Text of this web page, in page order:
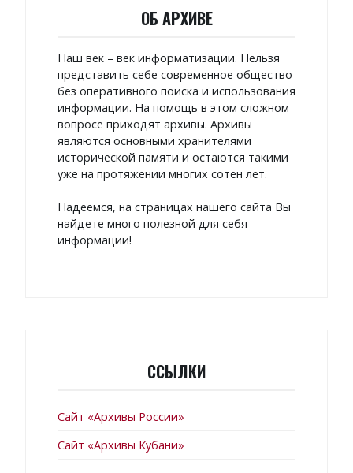
ОБ АРХИВЕ
Наш век – век информатизации. Нельзя
представить себе современное общество
без оперативного поиска и использования
информации. На помощь в этом сложном
вопросе приходят архивы. Архивы
являются основными хранителями
исторической памяти и остаются такими
уже на протяжении многих сотен лет.
Надеемся, на страницах нашего сайта Вы
найдете много полезной для себя
информации!
ССЫЛКИ
Сайт «Архивы России»
Сайт «Архивы Кубани»